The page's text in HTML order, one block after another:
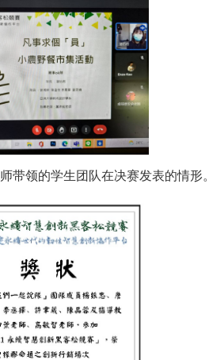
带领的学生团队在决赛发表的情形。